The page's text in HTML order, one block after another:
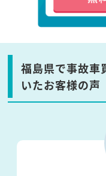
福島県で事故車
いたお客様の声